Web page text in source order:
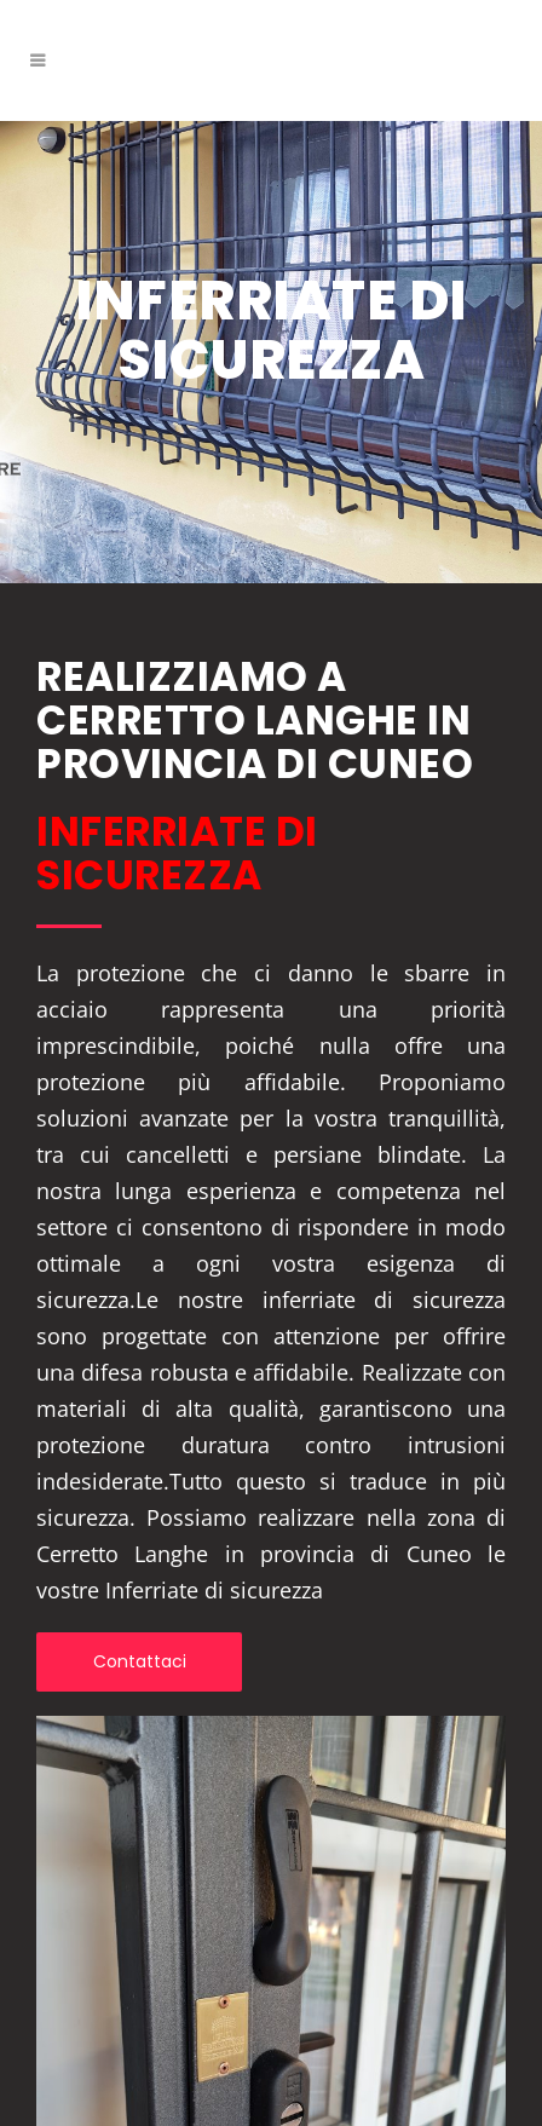
INFERRIATE DI
SICUREZZA
REALIZZIAMO A
CERRETTO LANGHE IN
PROVINCIA DI CUNEO
INFERRIATE DI
SICUREZZA
La protezione che ci danno le sbarre in
acciaio rappresenta una priorità
imprescindibile, poiché nulla offre una
protezione più affidabile. Proponiamo
soluzioni avanzate per la vostra tranquillità,
tra cui cancelletti e persiane blindate. La
nostra lunga esperienza e competenza nel
settore ci consentono di rispondere in modo
ottimale a ogni vostra esigenza di
sicurezza.Le nostre inferriate di sicurezza
sono progettate con attenzione per offrire
una difesa robusta e affidabile. Realizzate con
materiali di alta qualità, garantiscono una
protezione duratura contro intrusioni
indesiderate.Tutto questo si traduce in più
sicurezza. Possiamo realizzare nella zona di
Cerretto Langhe in provincia di Cuneo le
vostre Inferriate di sicurezza
Contattaci